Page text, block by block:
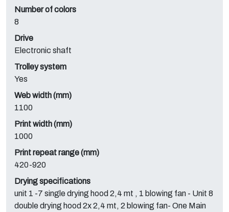
Number of colors
8
Drive
Electronic shaft
Trolley system
Yes
Web width (mm)
1100
Print width (mm)
1000
Print repeat range (mm)
420-920
Drying specifications
unit 1 -7 single drying hood 2,4 mt , 1 blowing fan - Unit 8
double drying hood 2x 2,4 mt, 2 blowing fan- One Main